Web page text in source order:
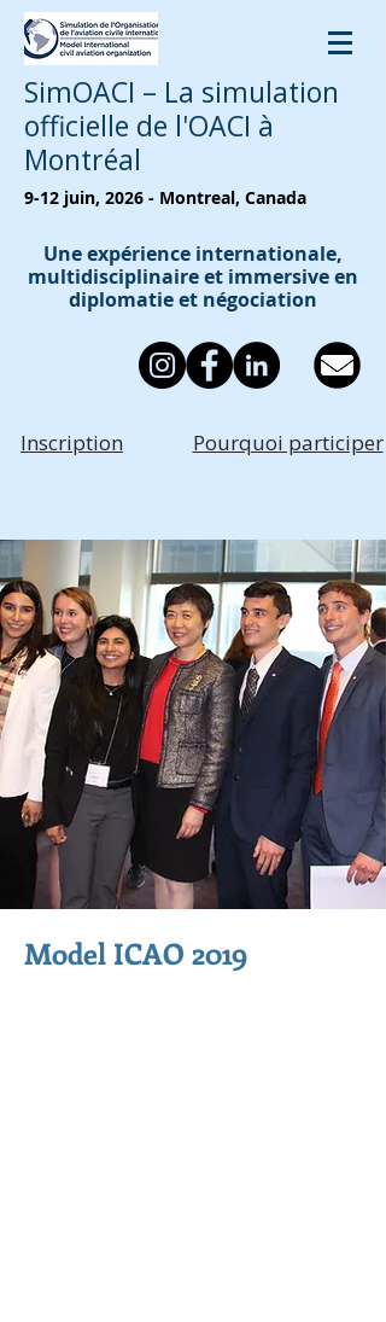
SimOACI – La simulation
officielle de l'OACI à
Montréal
9-12 juin, 2026 - Montreal, Canada
Une expérience internationale,
multidisciplinaire et immersive en
diplomatie et négociation
Inscription Pourquoi participer
Model ICAO 2019